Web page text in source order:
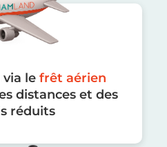
via le frêt aérien
distances et des
réduits